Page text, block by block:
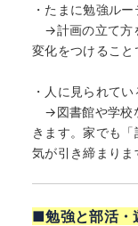
・たまに勉強ル
→計画の立て方
変化をつけること
・人に見られて
→図書館や学校
きます。家でも
気が引き締まりま
■勉強と部活・